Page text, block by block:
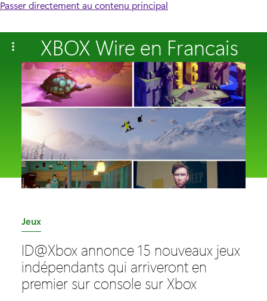
Passer directement au contenu principal
XBOX Wire en Francais
C
t
é
g
Jeux
ID@Xbox annonce 15 nouveaux jeux
indépendants qui arriveront en
premier sur console sur Xbox